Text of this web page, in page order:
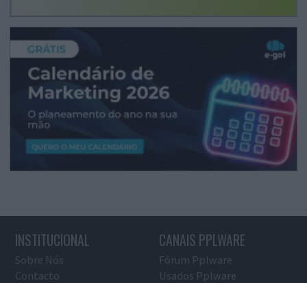
INSTITUCIONAL
Sobre Nós
Contacto
CANAIS PPLWARE
Fórum Pplware
Usados Pplware